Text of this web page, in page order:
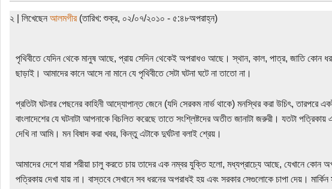
২ | লিখেছেন আলমগীর(তারিখ: শুক্র, ০২/০৭/২০১০ - ৫:৪৮অপরাহ্ন)
পৃথিবীতে যেদিন থেকে মানুষ আছে, প্রায় সেদিন থেকেই অপরাধও আছে। স্থান, কাল, পাত্র, জাতি কোন
ছাড়াই। আমাদের কানে আসে না মানে যে পৃথিবীতে সেটা ঘটনা ঘটে না তাতো না।
প্রতিটা ঘটনার পেছনের কাহিনী আদ্যোপান্ত জেনে (যদি সেরকম নার্ভ থাকে) মনস্থির করা উচিৎ, তারপরে
বাংলাদেশের যে ঘটনাটা আপনাকে বিচলিত করেছে তাতে সংশ্লিষ্টদের অতীত জানাটা জরুরী। যতটা
দেখি না আমি। মন বিষাদ করা খবর, কিন্তু এটাকে দুর্ঘটনা বলাই শ্রেয়।
আমাদের দেশে যারা শরীয়া চালু করতে চায় তাদের এক নম্বর যুক্তি হলো, মধ্যপ্রাচ্যে আছে, যেখানে কোন
পত্রিকায় দেখা যায় না। বাস্তবে সেখানে সব ধরনের অপরাধই হয় এবং সরকার সেগুলোকে চাপা দেয়।